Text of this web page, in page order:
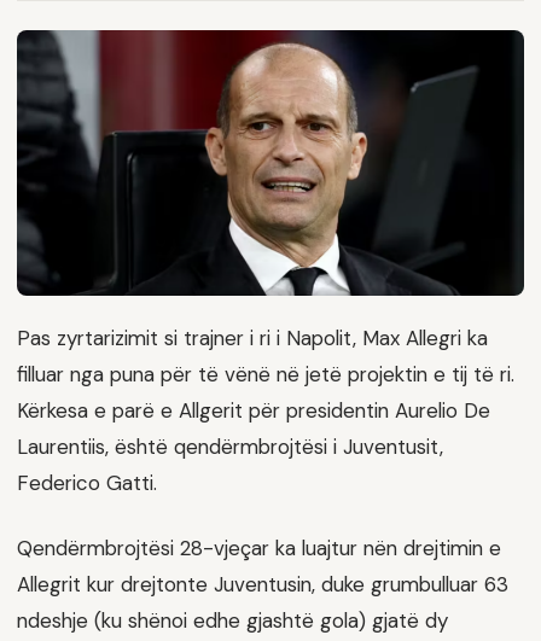
Pas zyrtarizimit si trajner i ri i Napolit, Max Allegri ka
filluar nga puna për të vënë në jetë projektin e tij të ri.
Kërkesa e parë e Allgerit për presidentin Aurelio De
Laurentiis, është qendërmbrojtësi i Juventusit,
Federico Gatti.
Qendërmbrojtësi 28-vjeçar ka luajtur nën drejtimin e
Allegrit kur drejtonte Juventusin, duke grumbulluar 63
ndeshje (ku shënoi edhe gjashtë gola) gjatë dy